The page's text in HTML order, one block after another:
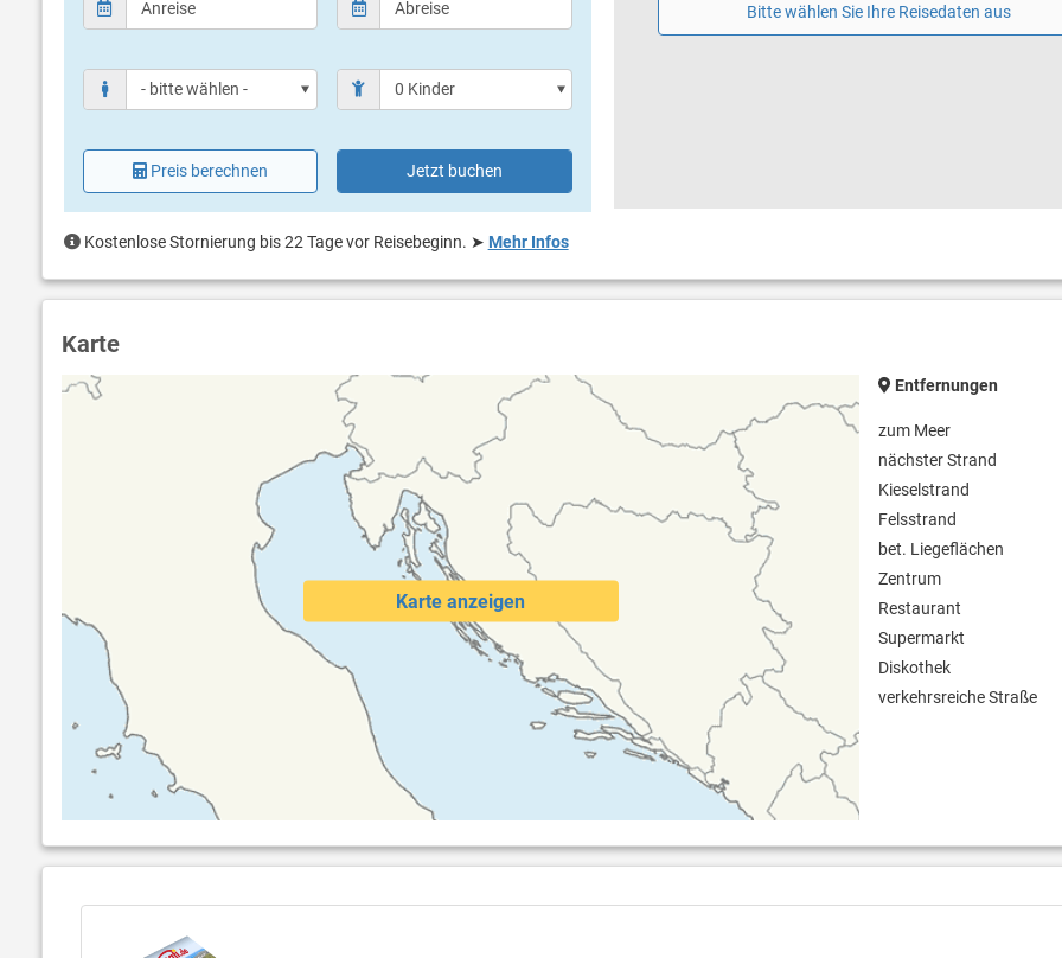
Preis berechnen Jetzt buchen
Kostenlose Stornierung bis 22 Tage vor Reisebeginn. ➤ Mehr Infos
Bitte wählen Sie Ihre Reisedaten aus
Karte
Karte anzeigen
Entfernungen
zum Meer
nächster Strand
Kieselstrand
Felsstrand
bet. Liegeflächen
Zentrum
Restaurant
Supermarkt
Diskothek
verkehrsreiche Straße